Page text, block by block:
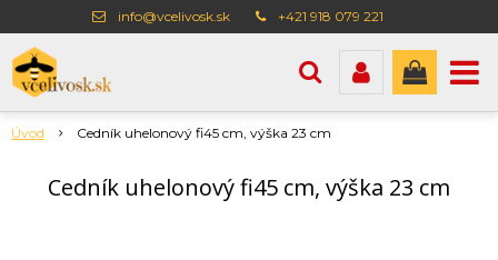
info@vcelivosk.sk +421 918 079 221
Úvod Cedník uhelonový fi45 cm, výška 23 cm
Cedník uhelonový fi45 cm, výška 23 cm